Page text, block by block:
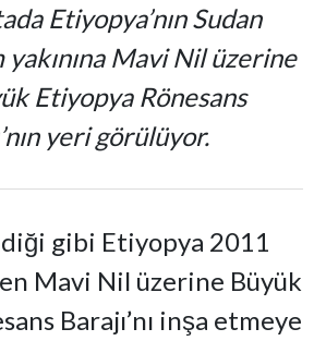
Etiyopya’nın Sudan
yakınına Mavi Nil üzerine
Etiyopya Rönesans
yeri görülüyor.
gibi Etiyopya 2011
Mavi Nil üzerine Büyük
Barajı’nı inşa etmeye